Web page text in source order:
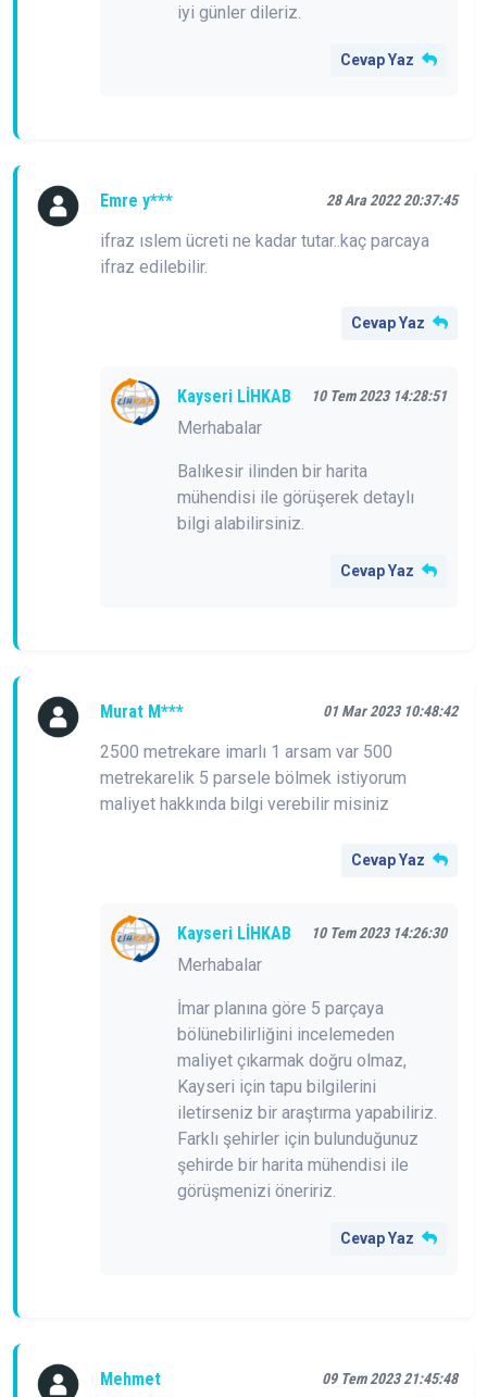
iyi günler dileriz.
Cevap Yaz
Emre y*** 28 Ara 2022 20:37:45
ifraz ıslem ücreti ne kadar tutar..kaç parcaya
ifraz edilebilir.
Cevap Yaz
Kayseri LİHKAB 10 Tem 2023 14:28:51
Merhabalar
Balıkesir ilinden bir harita
mühendisi ile görüşerek detaylı
bilgi alabilirsiniz.
Cevap Yaz
Murat M*** 01 Mar 2023 10:48:42
2500 metrekare imarlı 1 arsam var 500
metrekarelik 5 parsele bölmek istiyorum
maliyet hakkında bilgi verebilir misiniz
Cevap Yaz
Kayseri LİHKAB 10 Tem 2023 14:26:30
Merhabalar
İmar planına göre 5 parçaya
bölünebilirliğini incelemeden
maliyet çıkarmak doğru olmaz,
Kayseri için tapu bilgilerini
iletirseniz bir araştırma yapabiliriz.
Farklı şehirler için bulunduğunuz
şehirde bir harita mühendisi ile
görüşmenizi öneririz.
Cevap Yaz
Mehmet 09 Tem 2023 21:45:48